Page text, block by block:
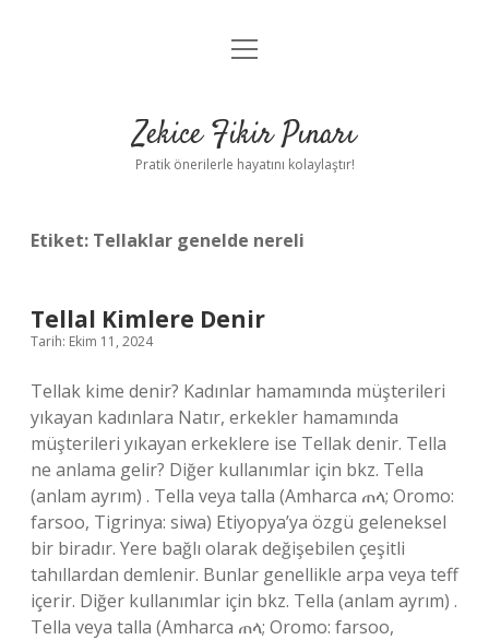
Anasayfa
Yasal Uyarı
menüyü
Zekice Fikir Pınarı
Pratik önerilerle hayatını kolaylaştır!
Etiket: Tellaklar genelde nereli
Tellal Kimlere Denir
Tarih: Ekim 11, 2024
Tellak kime denir? Kadınlar hamamında müşterileri
yıkayan kadınlara Natır, erkekler hamamında
müşterileri yıkayan erkeklere ise Tellak denir. Tella
ne anlama gelir? Diğer kullanımlar için bkz. Tella
(anlam ayrım) . Tella veya talla (Amharca ጠላ; Oromo:
farsoo, Tigrinya: siwa) Etiyopya’ya özgü geleneksel
bir biradır. Yere bağlı olarak değişebilen çeşitli
tahıllardan demlenir. Bunlar genellikle arpa veya teff
içerir. Diğer kullanımlar için bkz. Tella (anlam ayrım) .
Tella veya talla (Amharca ጠላ; Oromo: farsoo,